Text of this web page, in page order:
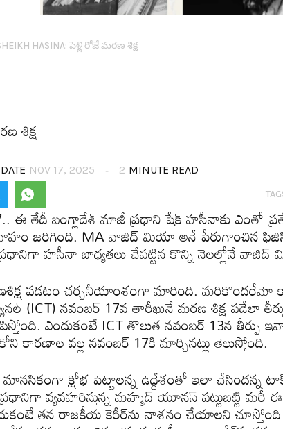
HASINA: పెళ్లి రోజే మ‌ర‌ణ శిక్ష‌
శిక్ష‌
NOV 17, 2025 2 MINUTE READ
ఈ తేదీ బంగ్లాదేశ్ మాజీ ప్ర‌ధాని షేక్ హ‌సీనాకు ఎంతో
జ‌రిగింది. MA వాజిద్ మియా అనే పేరుగాంచిన
ప్ర‌ధానిగా హ‌సీనా బాధ్య‌త‌లు చేప‌ట్టిన కొన్ని నెలల్లోనే
ప‌డ‌టం చ‌ర్చ‌నీయాంశంగా మారింది. మ‌రికొంద‌రేమో
(ICT) న‌వంబ‌ర్ 17వ తారీఖునే మ‌ర‌ణ శిక్ష ప‌డేలా
ఎందుకంటే ICT తొలుత నవంబ‌ర్ 13న తీర్పు
కార‌ణాల వ‌ల్ల న‌వంబ‌ర్ 17కి మార్చిన‌ట్లు తెలుస్తోంది.
మాన‌సికంగా క్షోభ పెట్టాల‌న్న ఉద్దేశంతో ఇలా చేసింద‌న్న
ప్ర‌ధానిగా వ్య‌వ‌హ‌రిస్తున్న మ‌హ్మ‌ద్ యూన‌స్ ప‌ట్టుబ‌ట్టి మ‌రీ
త‌న రాజ‌కీయ కెరీర్‌ను నాశ‌నం చేయాల‌ని